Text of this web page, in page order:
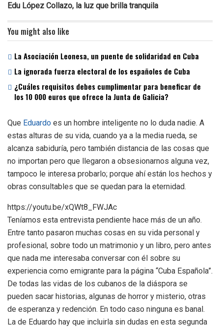
Edu López Collazo, la luz que brilla tranquila
You might also like
La Asociación Leonesa, un puente de solidaridad en Cuba
La ignorada fuerza electoral de los españoles de Cuba
¿Cuáles requisitos debes cumplimentar para beneficar de
los 10 000 euros que ofrece la Junta de Galicia?
Que Eduardo es un hombre inteligente no lo duda nadie. A
estas alturas de su vida, cuando ya a la media rueda, se
alcanza sabiduría, pero también distancia de las cosas que
no importan pero que llegaron a obsesionarnos alguna vez,
tampoco le interesa probarlo; porque ahí están los hechos y
obras consultables que se quedan para la eternidad.
https://youtu.be/xQWt8_FWJAc
Teníamos esta entrevista pendiente hace más de un año.
Entre tanto pasaron muchas cosas en su vida personal y
profesional, sobre todo un matrimonio y un libro, pero antes
que nada me interesaba conversar con él sobre su
experiencia como emigrante para la página “Cuba Española”.
De todas las vidas de los cubanos de la diáspora se
pueden sacar historias, algunas de horror y misterio, otras
de esperanza y redención. En todo caso ninguna es banal.
La de Eduardo hay que incluirla sin dudas en esta segunda